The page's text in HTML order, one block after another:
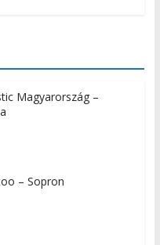
Magyarország –
– Sopron